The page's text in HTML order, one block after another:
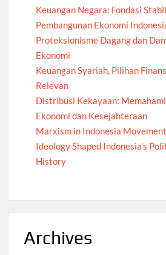
Keuangan Negara: Fondasi
Pembangunan Ekonomi
Proteksionisme Dagang dan
Ekonomi
Keuangan Syariah, Pilihan
Relevan
Distribusi Kekayaan:
Ekonomi dan Kesejahteraan
Marxism in Indonesia
Ideology Shaped Indonesia’s
History
Archives